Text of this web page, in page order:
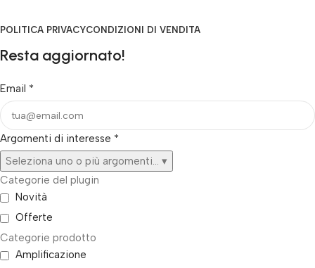
POLITICA PRIVACYCONDIZIONI DI VENDITA
Resta aggiornato!
Email *
Argomenti di interesse *
Seleziona uno o più argomenti... ▾
Categorie del plugin
Novità
Offerte
Categorie prodotto
Amplificazione